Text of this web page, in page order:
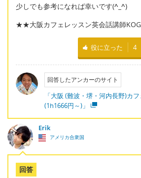
少しでも参考になれば幸いです(^_^)
★★大阪カフェレッスン英会話講師
役に立った 4
回答したアンカーのサイト
「大阪 (難波・堺・河内長野)カ
(1h1666円～)」
Erik
アメリカ合衆国
回答